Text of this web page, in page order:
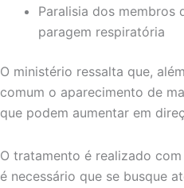
Paralisia dos membros
paragem respiratória
O ministério ressalta que,
comum o aparecimento de
que podem aumentar em
O tratamento é realizado
é necessário que se busque